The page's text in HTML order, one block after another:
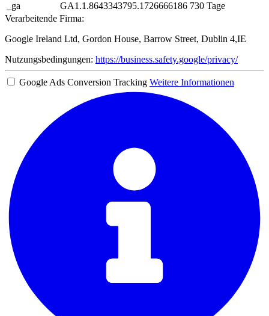
_ga
GA1.1.8643343795.1726666186 730 Tage
Verarbeitende Firma:
Google Ireland Ltd, Gordon House, Barrow Street, Dublin 4,IE
Nutzungsbedingungen: https://business.safety.google/privacy/
Google Ads Conversion Tracking Weitere Informationen